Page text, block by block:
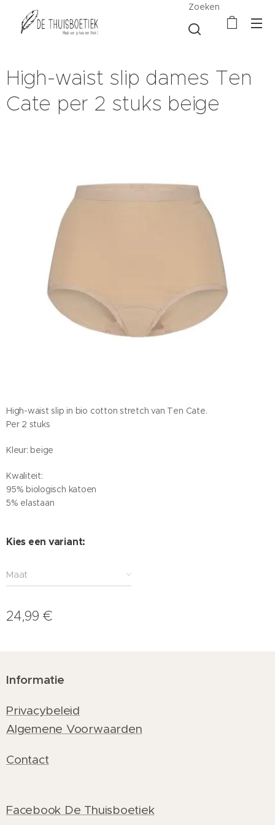
Zoeken
High-waist slip dames Ten
Cate per 2 stuks beige
High-waist slip in bio cotton stretch van Ten Cate.
Per 2 stuks
Kleur: beige
Kwaliteit:
95% biologisch katoen
5% elastaan
Kies een variant:
Maat
24,99 €
Informatie
Privacybeleid
Algemene Voorwaarden
Contact
Facebook De Thuisboetiek